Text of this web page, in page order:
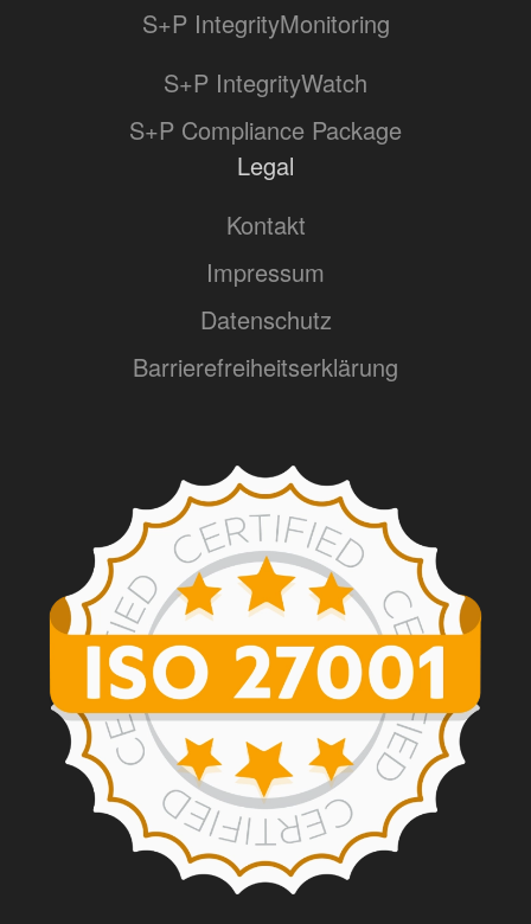
S+P IntegrityMonitoring
S+P IntegrityWatch
S+P Compliance Package
Legal
Kontakt
Impressum
Datenschutz
Barrierefreiheitserklärung